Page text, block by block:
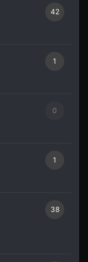
42
1
0
1
38